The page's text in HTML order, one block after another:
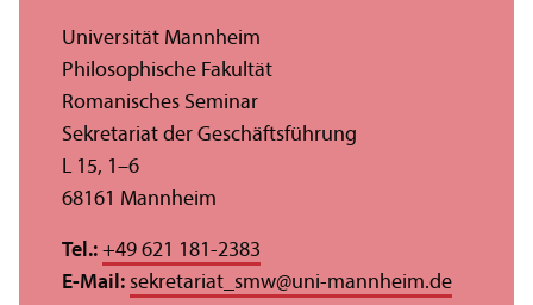
Universität Mannheim
Philosophische Fakultät
Romanisches Seminar
Sekretariat der Geschäfts­führung
L 15, 1–6
68161 Mannheim
Tel.: +49 621 181-2383
E-Mail: sekretariat_smw@uni-mannheim.de